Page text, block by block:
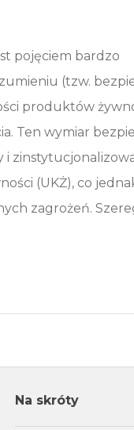
pojęciem bardzo
(tzw.
produktów
Ten wymiar
i
(UKŻ), co
zagrożeń.
Na skróty